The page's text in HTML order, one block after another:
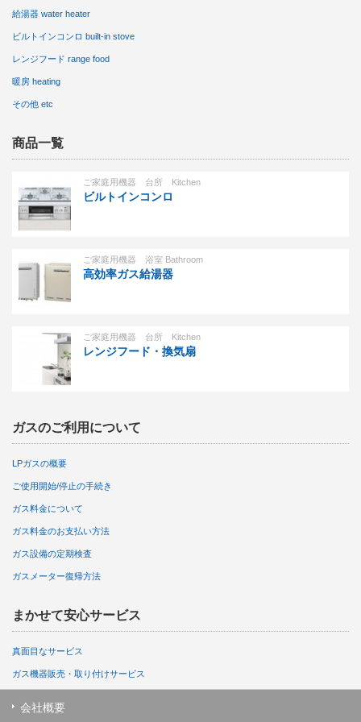
給湯器 water heater
ビルトインコンロ built-in stove
レンジフード range food
暖房 heating
その他 etc
商品一覧
ご家庭用機器 台所 Kitchen
ビルトインコンロ
ご家庭用機器 浴室 Bathroom
高効率ガス給湯器
ご家庭用機器 台所 Kitchen
レンジフード・換気扇
ガスのご利用について
LPガスの概要
ご使用開始/停止の手続き
ガス料金について
ガス料金のお支払い方法
ガス設備の定期検査
ガスメーター復帰方法
まかせて安心サービス
真面目なサービス
ガス機器販売・取り付けサービス
会社概要